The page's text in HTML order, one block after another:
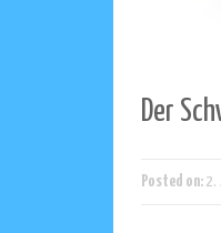
Der
Posted on: 2.